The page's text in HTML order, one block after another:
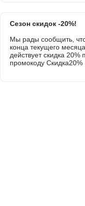
Сезон скидок -20%!
Мы рады сообщить,
конца текущего месяца
действует скидка 20%
промокоду Скидка20%